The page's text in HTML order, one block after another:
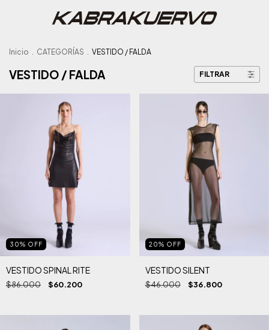
Inicio . CATEGORÍAS . VESTIDO / FALDA
VESTIDO / FALDA FILTRAR
30% OFF
VESTIDO SPINAL RITE
$86.000 $60.200
20% OFF
VESTIDO SILENT
$46.000 $36.800